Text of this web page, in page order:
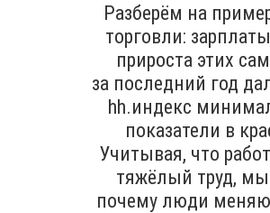
Разберём на
торговли:
прироста этих
за последний год
hh.индекс
показатели в
Учитывая, что
тяжёлый труд,
почему люди